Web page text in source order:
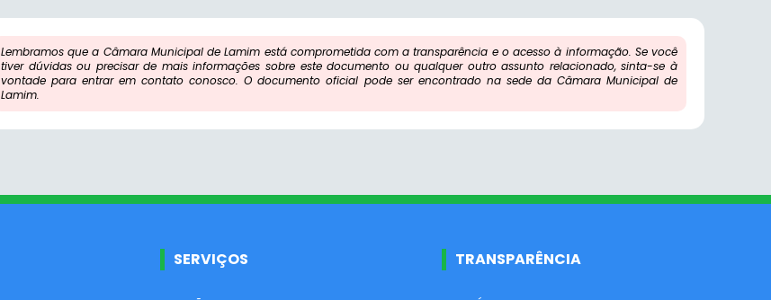
Lembramos que a Câmara Municipal de Lamim está comprometida com a transparência e o acesso à informação. Se você
tiver dúvidas ou precisar de mais informações sobre este documento ou qualquer outro assunto relacionado, sinta-se à
vontade para entrar em contato conosco. O documento oficial pode ser encontrado na sede da Câmara Municipal de
Lamim.
SERVIÇOS TRANSPARÊNCIA